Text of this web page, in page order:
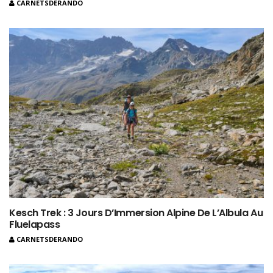
CARNETSDERANDO
Kesch Trek : 3 Jours D’Immersion Alpine De L’Albula Au
Fluelapass
CARNETSDERANDO